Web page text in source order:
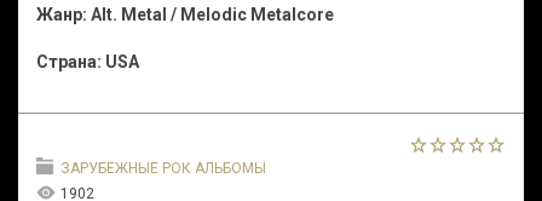
Жанр: Alt. Metal / Melodic Metalcore
Страна: USA
ЗАРУБЕЖНЫЕ РОК АЛЬБОМЫ
1902